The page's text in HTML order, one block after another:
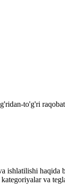
to'g'ri
va